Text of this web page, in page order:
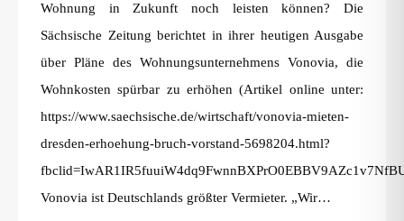
Wohnung in Zukunft noch leisten können? Die
Sächsische Zeitung berichtet in ihrer heutigen Ausgabe
über Pläne des Wohnungsunternehmens Vonovia, die
Wohnkosten spürbar zu erhöhen (Artikel online unter:
https://www.saechsische.de/wirtschaft/vonovia-mieten-
dresden-erhoehung-bruch-vorstand-5698204.html?
Vonovia ist Deutschlands größter Vermieter. „Wir…